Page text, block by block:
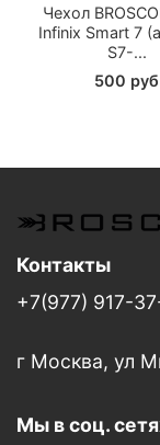
Чехол
Infinix Smart 7
S7-...
500 руб
Контакты
+7(977) 917-
г Москва, ул
Мы в соц.